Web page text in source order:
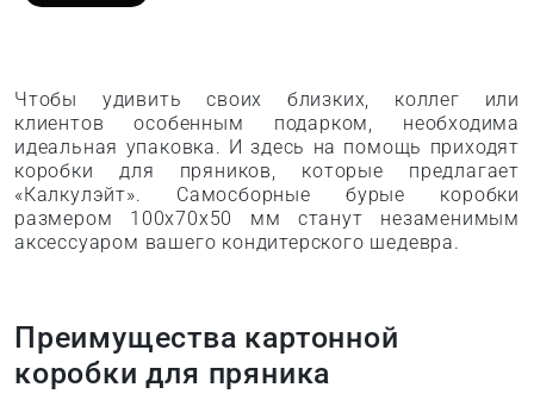
Чтобы удивить своих близких, коллег или
клиентов особенным подарком, необходима
идеальная упаковка. И здесь на помощь приходят
коробки для пряников, которые предлагает
«Калкулэйт». Самосборные бурые коробки
размером 100х70х50 мм станут незаменимым
аксессуаром вашего кондитерского шедевра.
Преимущества картонной
коробки для пряника